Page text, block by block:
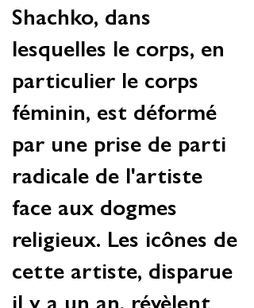
Shachko, dans
lesquelles le corps, en
particulier le corps
féminin, est déformé
par une prise de parti
radicale de l'artiste
face aux dogmes
religieux. Les icônes de
cette artiste, disparue
il y a un an, révèlent